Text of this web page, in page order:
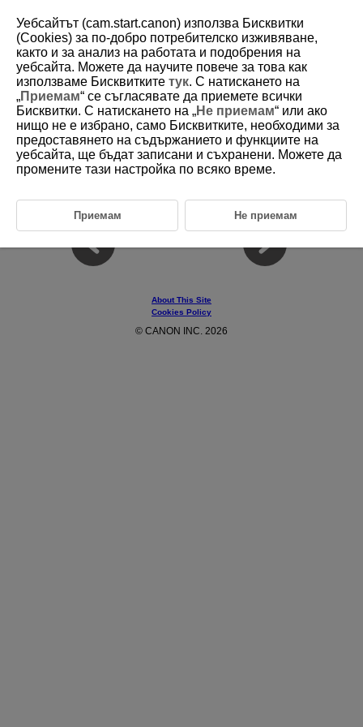
D403-018
Trademarks and Licensing
The Bluetooth®word mark and logos are registered trademarks
owned by Bluetooth SIG, Inc. and any use of such marks by Canon
Inc. is under license. Other trademarks and trade names are those
of their respective owners.
About This Site
Cookies Policy
© CANON INC. 2026
Уебсайтът (cam.start.canon) използва Бисквитки
(Cookies) за по-добро потребителско изживяване,
както и за анализ на работата и подобрения на
уебсайта. Можете да научите повече за това как
използваме Бисквитките тук. С натискането на
„Приемам“ се съгласявате да приемете всички
Бисквитки. С натискането на „Не приемам“ или ако
нищо не е избрано, само Бисквитките, необходими за
предоставянето на съдържанието и функциите на
уебсайта, ще бъдат записани и съхранени. Можете да
промените тази настройка по всяко време.
Приемам Не приемам